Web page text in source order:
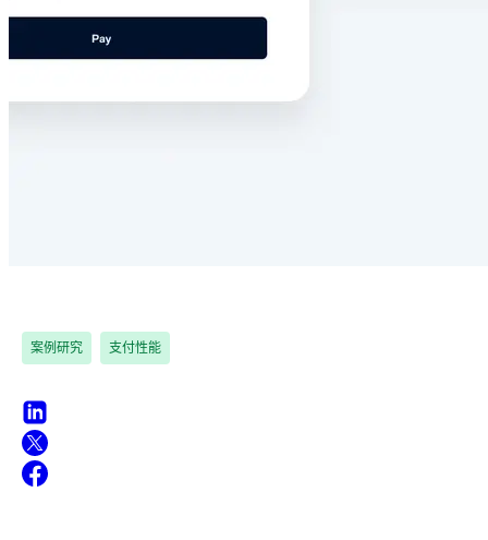
案例研究 支付性能